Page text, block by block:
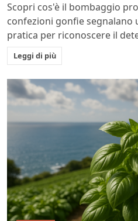
Scopri cos'è il bombaggio
confezioni gonfie segnalano
pratica per riconoscere il
Leggi di più